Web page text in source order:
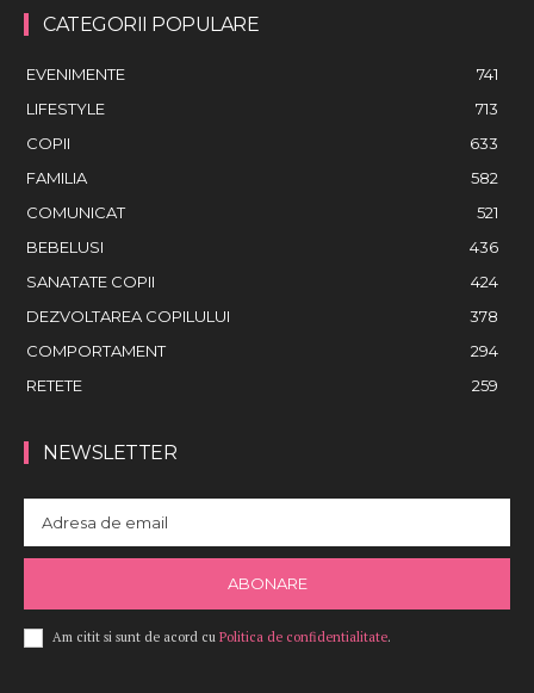
CATEGORII POPULARE
EVENIMENTE
741
LIFESTYLE
713
COPII
633
FAMILIA
582
COMUNICAT
521
BEBELUSI
436
SANATATE COPII
424
DEZVOLTAREA COPILULUI
378
COMPORTAMENT
294
RETETE
259
NEWSLETTER
ABONARE
Am citit si sunt de acord cu Politica de confidentialitate.